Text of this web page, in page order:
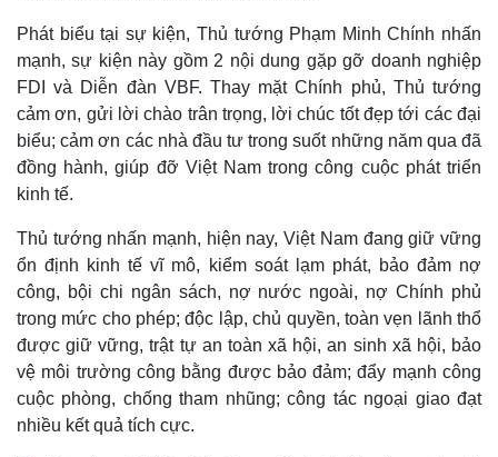
Kinh tế
Bất động sản
Khởi nghiệp
Thị trường
Giá vàng
Phát biểu tại sự kiện, Thủ tướng Phạm Minh Chính nhấn
mạnh, sự kiện này gồm 2 nội dung gặp gỡ doanh nghiệp
FDI và Diễn đàn VBF. Thay mặt Chính phủ, Thủ tướng
cảm ơn, gửi lời chào trân trọng, lời chúc tốt đẹp tới các đại
biểu; cảm ơn các nhà đầu tư trong suốt những năm qua đã
đồng hành, giúp đỡ Việt Nam trong công cuộc phát triển
kinh tế.
Thủ tướng nhấn mạnh, hiện nay, Việt Nam đang giữ vững
ổn định kinh tế vĩ mô, kiểm soát lạm phát, bảo đảm nợ
công, bội chi ngân sách, nợ nước ngoài, nợ Chính phủ
trong mức cho phép; độc lập, chủ quyền, toàn vẹn lãnh thổ
được giữ vững, trật tự an toàn xã hội, an sinh xã hội, bảo
vệ môi trường công bằng được bảo đảm; đẩy mạnh công
cuộc phòng, chống tham nhũng; công tác ngoại giao đạt
nhiều kết quả tích cực.